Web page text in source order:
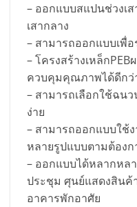
– ออกแบบสแปนช่วงเส
เสากลาง
– สามารถออกแบบเพื่
– โครงสร้างเหล็ก
ควบคุมคุณภาพได้ดีกว่
– สามารถเลือกใช้ฉน
ง่าย
– สามารถออกแบบใช้
หลายรูปแบบตามต้องก
– ออกแบบได้หลากหล
ประชุม ศุนย์แสดงสิน
อาคารพักอาศัย